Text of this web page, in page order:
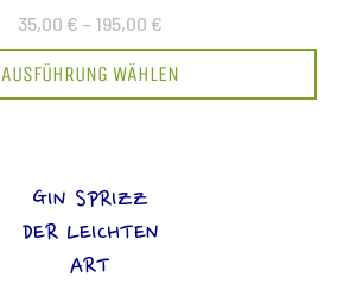
35,00 € – 195,00 €
AUSFÜHRUNG WÄHLEN
GIN SPRIZZ
DER LEICHTEN
ART